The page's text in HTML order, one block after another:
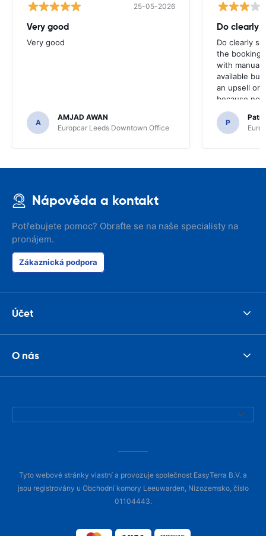
25-05-2026
Very good
Very good
A
AMJAD AWAN
Europcar Leeds Downtown Office
Do clearly
Do clearly
the booking
with manual
available
an upsell or
because no
time of
P
Nápověda a kontakt
Potřebujete pomoc? Obraťte se na naše specialisty na
pronájem.
Zákaznická podpora
Účet
O nás
Tyto webové stránky vlastní a provozuje společnost EasyTerra B.V. a
jsou registrovány u Obchodní komory Leeuwarden, Nizozemsko, číslo
01104443.